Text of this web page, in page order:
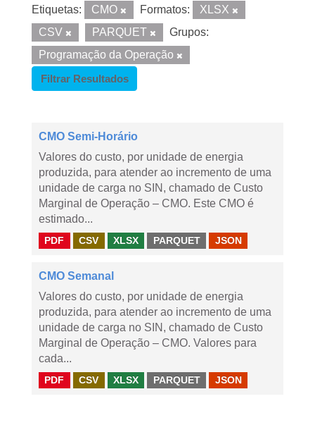
Etiquetas: CMO Formatos:
XLSX
CSV
PARQUET
Grupos:
Programação da Operação
Filtrar Resultados
CMO Semi-Horário
Valores do custo, por unidade de energia
produzida, para atender ao incremento de uma
unidade de carga no SIN, chamado de Custo
Marginal de Operação – CMO. Este CMO é
estimado...
PDF CSV XLSX PARQUET JSON
CMO Semanal
Valores do custo, por unidade de energia
produzida, para atender ao incremento de uma
unidade de carga no SIN, chamado de Custo
Marginal de Operação – CMO. Valores para
cada...
PDF CSV XLSX PARQUET JSON